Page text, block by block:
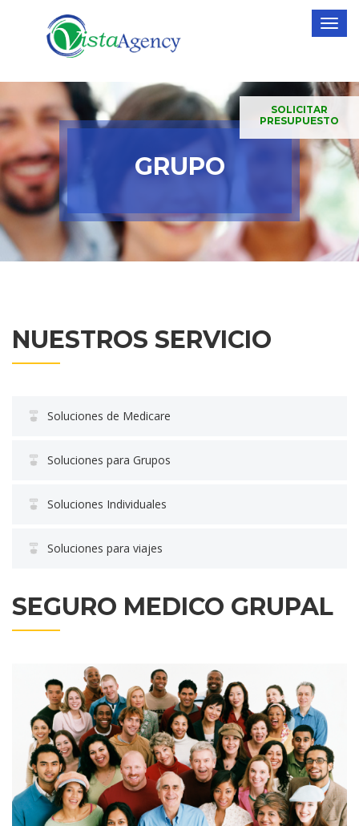
SOLICITAR
PRESUPUESTO
GRUPO
NUESTROS SERVICIO
Soluciones de Medicare
Soluciones para Grupos
Soluciones Individuales
Soluciones para viajes
SEGURO MEDICO GRUPAL